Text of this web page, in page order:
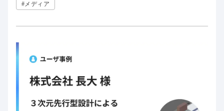
#メディア